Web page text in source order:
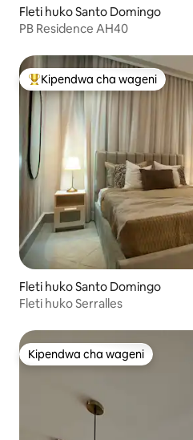
Fleti huko Santo Domingo
PB Residence AH40
Kipendwa maarufu cha wageni
Kipendwa cha wageni
Fleti huko Santo Domingo
Fleti huko Serralles
Kipendwa cha wageni
Kipendwa cha wageni